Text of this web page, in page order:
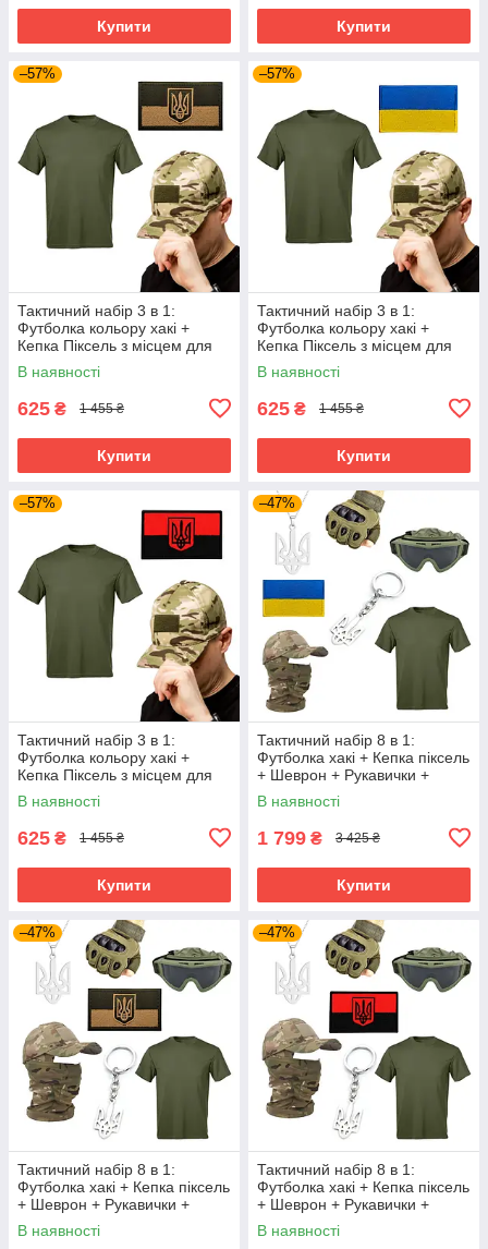
Купити Купити
–57%
Тактичний набір 3 в 1:
Футболка кольору хакі +
Кепка Піксель з місцем для
шеврона + Шеврон з
прапором України хакі | Tactic
В наявності
625 ₴ 1 455 ₴
Купити
–57%
Тактичний набір 3 в 1:
Футболка кольору хакі +
Кепка Піксель з місцем для
шеврона + Шеврон | Tactic
ЗСУ
В наявності
625 ₴ 1 455 ₴
Купити
–57%
Тактичний набір 3 в 1:
Футболка кольору хакі +
Кепка Піксель з місцем для
шеврона + Шеврон УПА з
тризубом | Tactic ЗСУ
В наявності
625 ₴ 1 455 ₴
Купити
–47%
Тактичний набір 8 в 1:
Футболка хакі + Кепка піксель
+ Шеврон + Рукавички +
Балаклава + Окуляри +
Кулон + Брелок | Tactic ЗСУ
В наявності
1 799 ₴ 3 425 ₴
Купити
–47%
Тактичний набір 8 в 1:
Футболка хакі + Кепка піксель
+ Шеврон + Рукавички +
Балаклава + Окуляри +
Кулон + Брелок | Tactic ЗСУ
В наявності
–47%
Тактичний набір 8 в 1:
Футболка хакі + Кепка піксель
+ Шеврон + Рукавички +
Балаклава + Окуляри +
Кулон + Брелок | Tactic ЗСУ
В наявності